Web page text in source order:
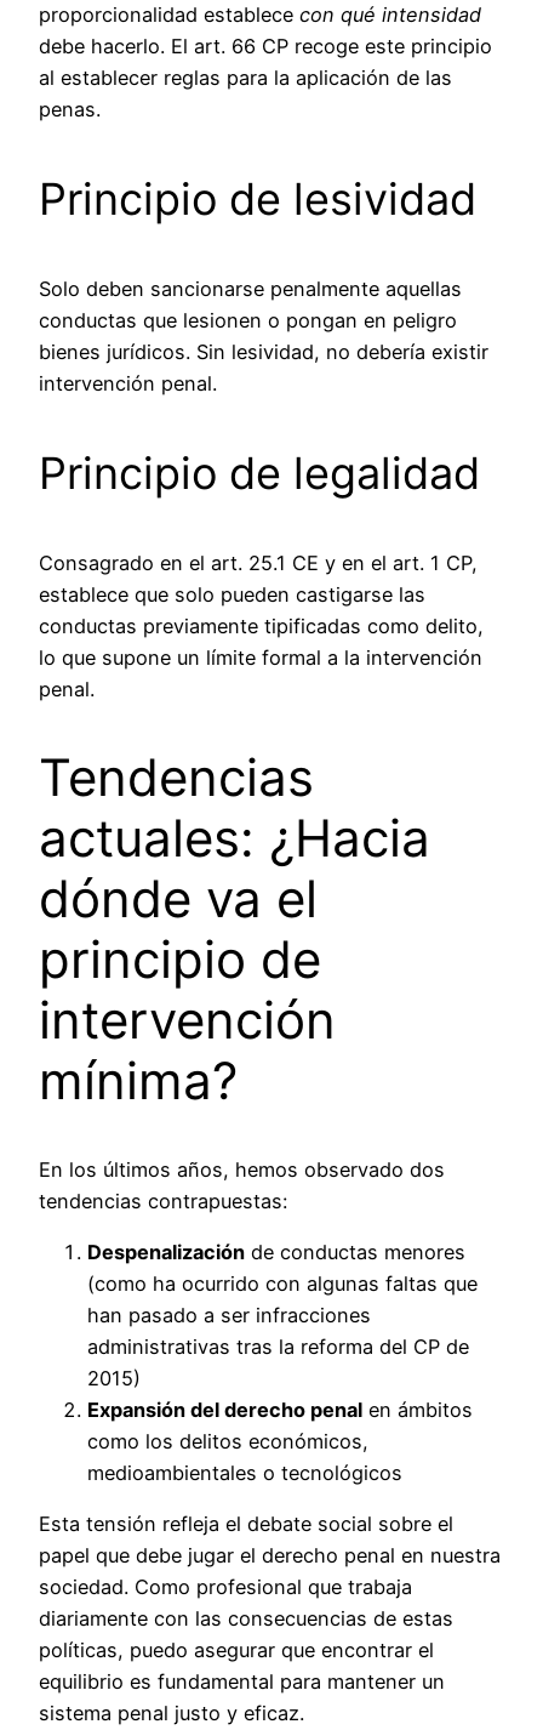
proporcionalidad establece con qué intensidad
debe hacerlo. El art. 66 CP recoge este principio
al establecer reglas para la aplicación de las
penas.
Principio de lesividad
Solo deben sancionarse penalmente aquellas
conductas que lesionen o pongan en peligro
bienes jurídicos. Sin lesividad, no debería existir
intervención penal.
Principio de legalidad
Consagrado en el art. 25.1 CE y en el art. 1 CP,
establece que solo pueden castigarse las
conductas previamente tipificadas como delito,
lo que supone un límite formal a la intervención
penal.
Tendencias
actuales: ¿Hacia
dónde va el
principio de
intervención
mínima?
En los últimos años, hemos observado dos
tendencias contrapuestas:
Despenalización de conductas menores
(como ha ocurrido con algunas faltas que
han pasado a ser infracciones
administrativas tras la reforma del CP de
2015)
Expansión del derecho penal en ámbitos
como los delitos económicos,
medioambientales o tecnológicos
Esta tensión refleja el debate social sobre el
papel que debe jugar el derecho penal en nuestra
sociedad. Como profesional que trabaja
diariamente con las consecuencias de estas
políticas, puedo asegurar que encontrar el
equilibrio es fundamental para mantener un
sistema penal justo y eficaz.